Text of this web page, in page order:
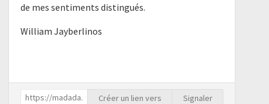
de mes sentiments distingués.
William Jayberlinos
Créer un lien vers Signaler